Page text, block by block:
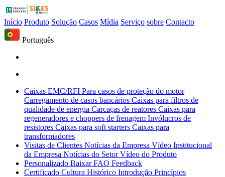
Início Produto Solução Casos Mídia Serviço sobre Contacto
Português
Caixas EMC/RFI Para casos de proteção do motor
Carregamento de casos bancários Caixas para filtros de
qualidade de energia Carcaças de reatores Caixas para
regeneradores e choppers de frenagem Invólucros de
resistores Caixas para soft starters Caixas para
transformadores
Visitas de Clientes Notícias da Empresa Vídeo Institucional
da Empresa Notícias do Setor Vídeo do Produto
Personalizado Baixar FAQ Feedback
Certificado Cultura Histórico Introdução Princípios